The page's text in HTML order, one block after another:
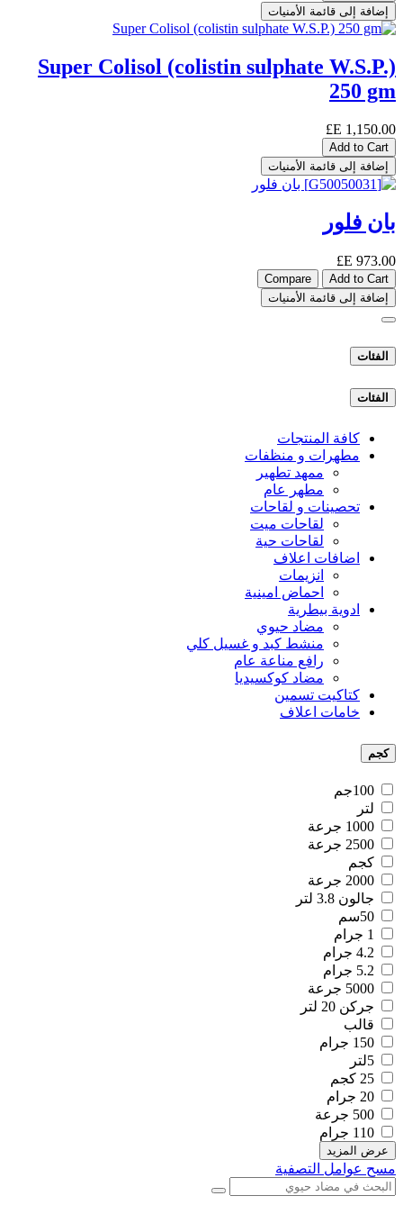
إضافة إلى قائمة الأمنيات
Super Colisol (colistin sulphate W.S.P.)
250 gm
1,150.00
Add to Cart
إضافة إلى قائمة الأمنيات
بان فلور
973.00
Add to Cart
Compare
إضافة إلى قائمة الأمنيات
الفئات
الفئات
كافة المنتجات
مطهرات و منظفات
ممهد تطهير
مطهر عام
تحصينات و لقاحات
لقاحات ميت
لقاحات حية
اضافات اعلاف
انزيمات
احماض امينية
ادوية بيطرية
مضاد حيوي
منشط كبد و غسيل كلي
رافع مناعة عام
مضاد كوكسيديا
كتاكيت تسمين
خامات اعلاف
كجم
100جم
لتر
1000 جرعة
2500 جرعة
كجم
2000 جرعة
جالون 3.8 لتر
50سم
1 جرام
4.2 جرام
5.2 جرام
5000 جرعة
جركن 20 لتر
قالب
150 جرام
5لتر
25 كجم
20 جرام
500 جرعة
110 جرام
عرض المزيد
مسح عوامل التصفية